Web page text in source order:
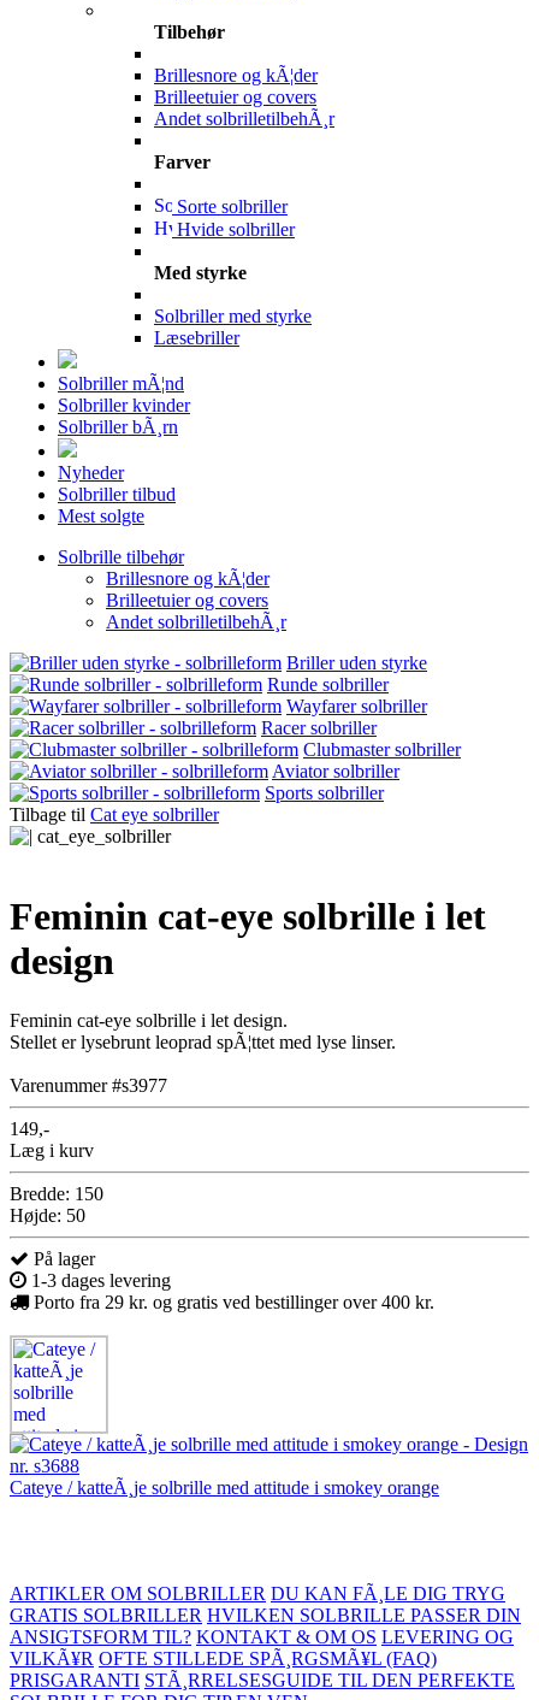
Tilbehør
Brillesnore og kÃ¦der
Brilleetuier og covers
Andet solbrilletilbehÃ¸r
Farver
Sorte solbriller
Hvide solbriller
Med styrke
Solbriller med styrke
Læsebriller
Solbriller mÃ¦nd
Solbriller kvinder
Solbriller bÃ¸rn
Nyheder
Solbriller tilbud
Mest solgte
Solbrille tilbehør
Brillesnore og kÃ¦der
Brilleetuier og covers
Andet solbrilletilbehÃ¸r
Briller uden styrke
Runde solbriller
Wayfarer solbriller
Racer solbriller
Clubmaster solbriller
Aviator solbriller
Sports solbriller
Tilbage til Cat eye solbriller
Feminin cat-eye solbrille i let
design
Feminin cat-eye solbrille i let design.
Stellet er lysebrunt leoprad spÃ¦ttet med lyse linser.
Varenummer #s3977
149,-
Læg i kurv
Bredde: 150
Højde: 50
På lager
1-3 dages levering
Porto fra 29 kr. og gratis ved bestillinger over 400 kr.
Cateye / katteÃ¸je solbrille med attitude i smokey orange
ARTIKLER OM SOLBRILLER DU KAN FÃ¸LE DIG TRYG
GRATIS SOLBRILLER HVILKEN SOLBRILLE PASSER DIN
ANSIGTSFORM TIL? KONTAKT & OM OS LEVERING OG
VILKÃ¥R OFTE STILLEDE SPÃ¸RGSMÃ¥L (FAQ)
PRISGARANTI STÃ¸RRELSESGUIDE TIL DEN PERFEKTE